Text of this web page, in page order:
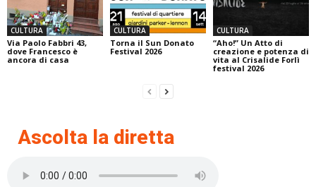
CULTURA
Via Paolo Fabbri 43,
dove Francesco è
ancora di casa
CULTURA
Torna il Sun Donato
Festival 2026
CULTURA
“Aho!” Un Atto di
creazione e potenza di
vita al Crisalide Forlì
festival 2026
Ascolta la diretta